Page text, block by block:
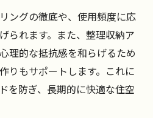
イザーが教える片付けの極
でリバウンドを防ぐ実践術
付け方法のポイント
時短で進める工夫を紹介
きるおうちの片付け術
ングの徹底や、使用頻度に応
られます。また、整理収納ア
理的な抵抗感を和らげるため
りもサポートします。これに
を防ぎ、長期的に快適な住空